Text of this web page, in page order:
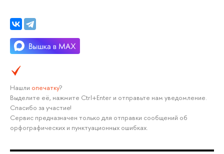
Нашли опечатку?
Выделите её, нажмите Ctrl+Enter и отправьте нам уведомление.
Спасибо за участие!
Сервис предназначен только для отправки сообщений об
орфографических и пунктуационных ошибках.